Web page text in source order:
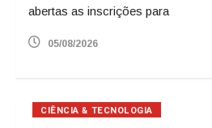
abertas as inscrições para
05/08/2026
CIÊNCIA & TECNOLOGIA